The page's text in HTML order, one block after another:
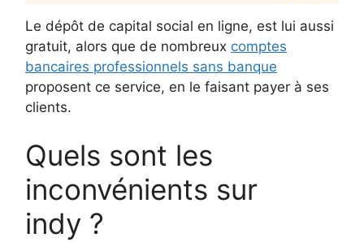
Le dépôt de capital social en ligne, est lui aussi
gratuit, alors que de nombreux comptes
bancaires professionnels sans banque
proposent ce service, en le faisant payer à ses
clients.
Quels sont les
inconvénients sur
indy ?